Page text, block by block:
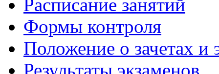
Расписание занятий
Формы контроля
Положение о зачетах и
Результаты экзаменов